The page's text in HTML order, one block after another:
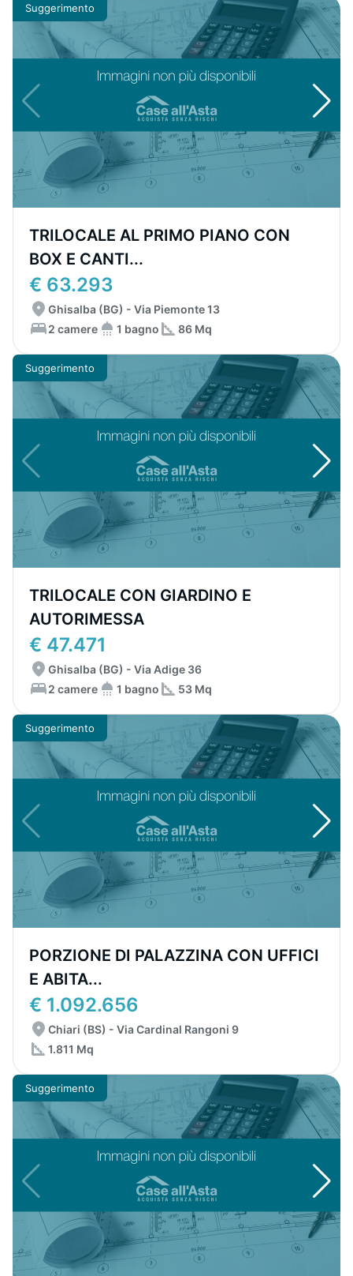
Suggerimento
TRILOCALE AL PRIMO PIANO CON
BOX E CANTI...
€ 63.293
Ghisalba (BG) - Via Piemonte 13
2 camere
1 bagno 86 Mq
Suggerimento
TRILOCALE CON GIARDINO E
AUTORIMESSA
€ 47.471
Ghisalba (BG) - Via Adige 36
2 camere
1 bagno 53 Mq
Suggerimento
PORZIONE DI PALAZZINA CON UFFICI
E ABITA...
€ 1.092.656
Chiari (BS) - Via Cardinal Rangoni 9
1.811 Mq
Suggerimento